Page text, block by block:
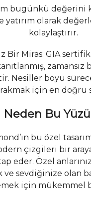
bugünkü değerini
yatırım olarak
kolaylaştırır.
Bir Miras: GIA
Nesiller boyu
için en doğru
Neden Bu
bu özel
çizgileri bir
eder. Özel
ve sevdiğinize olan
için mükemmel